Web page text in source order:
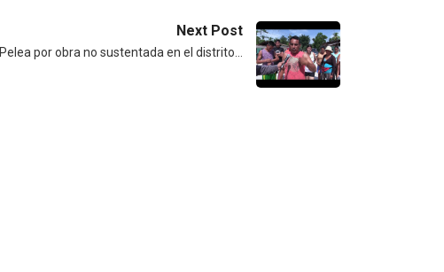
Next Post
Pelea por obra no sustentada en el distrito…